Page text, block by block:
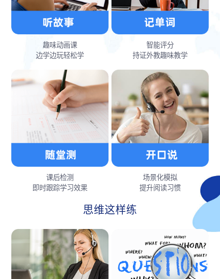
趣味动画课
边学边玩轻松学
智能评分
持证外教趣味教学
课后检测
即时跟踪学习效果
场景化模拟
提升阅读习惯
思维这样练